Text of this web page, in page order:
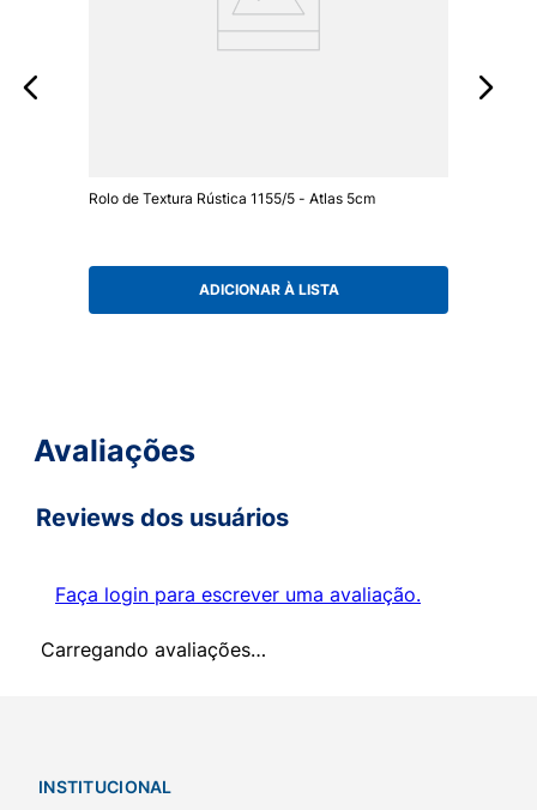
Rolo de Textura Rústica 1155/5 - Atlas 5cm
ADICIONAR À LISTA
Avaliações
Reviews dos usuários
Faça login para escrever uma avaliação.
Carregando avaliações…
INSTITUCIONAL